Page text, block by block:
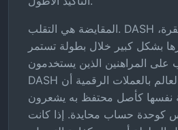
المقايضة هي التقلب. DASH ليست عملة مستقرة،
بشكل كبير خلال بطولة تستمر
على المراهنين الذين يستخدمون
DASH لمراهنات كأس العالم بالعملات الرقمية أن
نفسها كأصل محتفظ به يشعرون
كوحدة حساب محايدة. إذا كانت